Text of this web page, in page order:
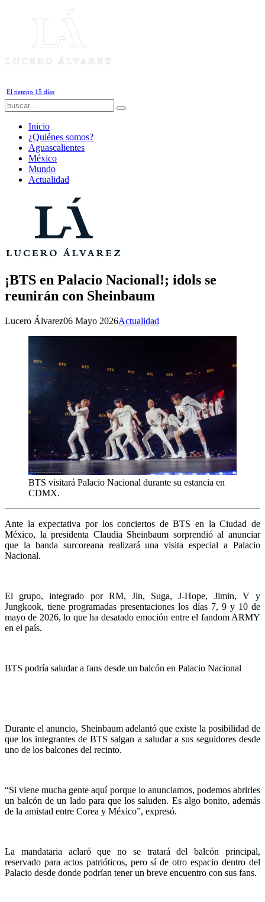
El tiempo 15 días
Inicio
¿Quiénes somos?
Aguascalientes
México
Mundo
Actualidad
¡BTS en Palacio Nacional!; idols se
reunirán con Sheinbaum
Lucero Álvarez06 Mayo 2026Actualidad
BTS visitará Palacio Nacional durante su estancia en
CDMX.
Ante la expectativa por los conciertos de BTS en la Ciudad de
México, la presidenta Claudia Sheinbaum sorprendió al anunciar
que la banda surcoreana realizará una visita especial a Palacio
Nacional.
El grupo, integrado por RM, Jin, Suga, J-Hope, Jimin, V y
Jungkook, tiene programadas presentaciones los días 7, 9 y 10 de
mayo de 2026, lo que ha desatado emoción entre el fandom ARMY
en el país.
BTS podría saludar a fans desde un balcón en Palacio Nacional
Durante el anuncio, Sheinbaum adelantó que existe la posibilidad de
que los integrantes de BTS salgan a saludar a sus seguidores desde
uno de los balcones del recinto.
“Si viene mucha gente aquí porque lo anunciamos, podemos abrirles
un balcón de un lado para que los saluden. Es algo bonito, además
de la amistad entre Corea y México”, expresó.
La mandataria aclaró que no se tratará del balcón principal,
reservado para actos patrióticos, pero sí de otro espacio dentro del
Palacio desde donde podrían tener un breve encuentro con sus fans.